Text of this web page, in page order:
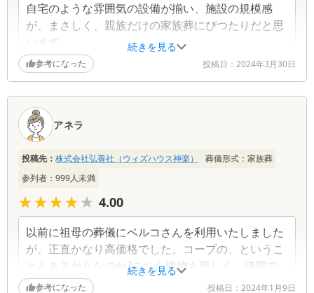
続きを見る
自宅のような雰囲気の設備が揃い、施設の規模感
が、まさしく、親族だけの家族葬にぴつたりだと思
います。
参考になった 投稿日： 2024年3月30日
続きを見る
アネラ
投稿先： 株式会社弘善社（ウィズハウス神楽） 葬儀形式： 家族葬
参列者： 999人未満
★★★★★
★★★★★ 4.00
以前に祖母の葬儀にベルコさんを利用いたしました
が、正直かなり高価格でした。コープの、というこ
ともあるからなのか?こちら建物も新しく、綺麗で
中味も揃っている割に良心的な価格で不自由無く、
参考になった 投稿日： 2024年1月9日